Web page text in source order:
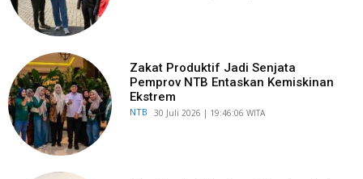
Zakat Produktif Jadi Senjata
Pemprov NTB Entaskan Kemiskinan
Ekstrem
NTB ​30 Juli 2026 | 19:46:06 WITA